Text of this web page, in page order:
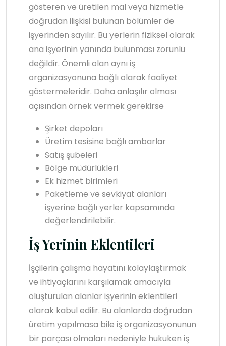
gösteren ve üretilen mal veya hizmetle
doğrudan ilişkisi bulunan bölümler de
işyerinden sayılır. Bu yerlerin fiziksel olarak
ana işyerinin yanında bulunması zorunlu
değildir. Önemli olan aynı iş
organizasyonuna bağlı olarak faaliyet
göstermeleridir. Daha anlaşılır olması
açısından örnek vermek gerekirse
Şirket depoları
Üretim tesisine bağlı ambarlar
Satış şubeleri
Bölge müdürlükleri
Ek hizmet birimleri
Paketleme ve sevkiyat alanları
işyerine bağlı yerler kapsamında
değerlendirilebilir.
İş Yerinin Eklentileri
İşçilerin çalışma hayatını kolaylaştırmak
ve ihtiyaçlarını karşılamak amacıyla
oluşturulan alanlar işyerinin eklentileri
olarak kabul edilir. Bu alanlarda doğrudan
üretim yapılmasa bile iş organizasyonunun
bir parçası olmaları nedeniyle hukuken iş